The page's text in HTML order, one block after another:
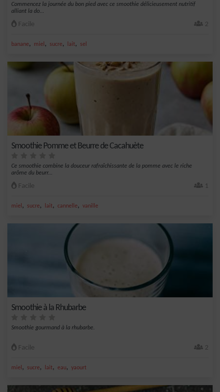
Commencez la journée du bon pied avec ce smoothie délicieusement nutritif
alliant la do...
Facile 2
banane, miel , sucre, lait, sel
Smoothie Pomme et Beurre de Cacahuète
Ce smoothie combine la douceur rafraîchissante de la pomme avec le riche
arôme du beurr...
Facile 1
miel , sucre, lait, cannelle, vanille
Smoothie à la Rhubarbe
Smoothie gourmand à la rhubarbe.
Facile 2
miel , sucre, lait, eau, yaourt